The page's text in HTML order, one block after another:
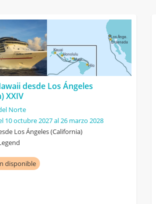
desde Los Ángeles
XXIV
Norte
10 octubre 2027 al 26 marzo 2028
Los Ángeles (California)
disponible